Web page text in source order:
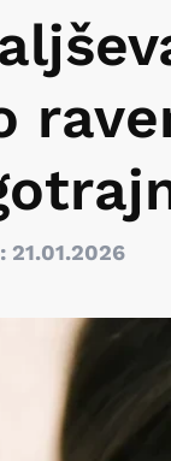
21.01.2026